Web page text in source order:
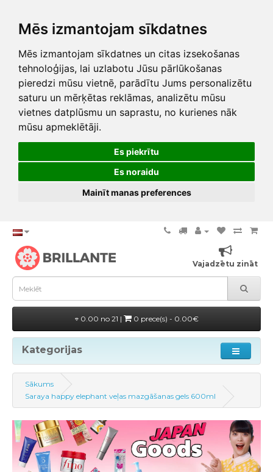
Mēs izmantojam sīkdatnes
Mēs izmantojam sīkdatnes un citas izsekošanas
tehnoloģijas, lai uzlabotu Jūsu pārlūkošanas
pieredzi mūsu vietnē, parādītu Jums personalizētu
saturu un mērķētas reklāmas, analizētu mūsu
vietnes datplūsmu un saprastu, no kurienes nāk
mūsu apmeklētāji.
Es piekrītu
Es noraidu
Mainīt manas preferences
Vajadzētu zināt
0.00 no 21 | 0 prece(s) - 0.00€
Kategorijas
Sākums
Saraya happy elephant veļas mazgāšanas gels 600ml